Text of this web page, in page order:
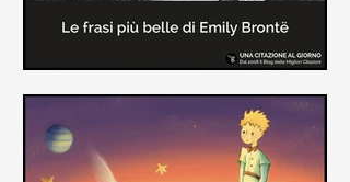
Le frasi più belle di "Cime
Tempestose" di Emily Brontë
"Cime Tempestose" rimane l'unico